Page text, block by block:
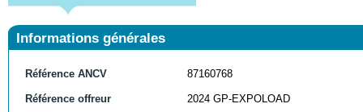
Informations générales
Référence ANCV 87160768
Référence offreur 2024 GP-EXPOLOAD